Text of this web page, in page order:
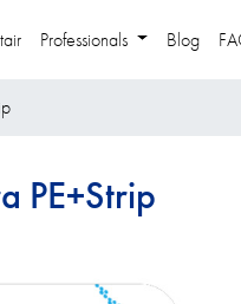
Professionals Blog
PE+Strip